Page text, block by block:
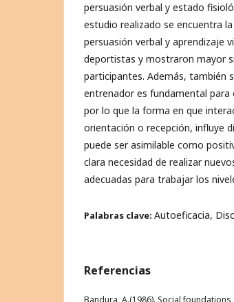
persuasión verbal y estado
estudio realizado se encuentra
persuasión verbal y aprendizaje
deportistas y mostraron mayor
participantes. Además, también
entrenador es fundamental para
por lo que la forma en que
orientación o recepción, influye
puede ser asimilable como
clara necesidad de realizar
adecuadas para trabajar los
Palabras clave: Autoeficacia,
Referencias